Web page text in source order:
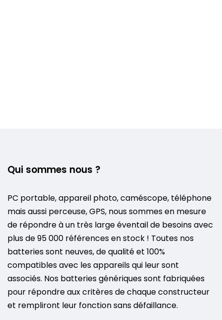
Qui sommes nous ?
PC portable, appareil photo, caméscope, téléphone
mais aussi perceuse, GPS, nous sommes en mesure
de répondre à un très large éventail de besoins avec
plus de 95 000 références en stock ! Toutes nos
batteries sont neuves, de qualité et 100%
compatibles avec les appareils qui leur sont
associés. Nos batteries génériques sont fabriquées
pour répondre aux critères de chaque constructeur
et rempliront leur fonction sans défaillance.